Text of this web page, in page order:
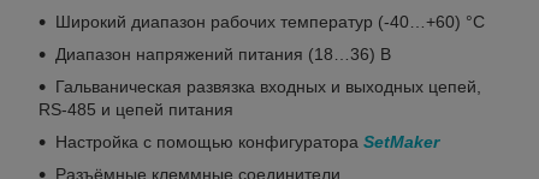
Широкий диапазон рабочих температур (-40…+60) °С
Диапазон напряжений питания (18…36) В
Гальваническая развязка входных и выходных цепей,
RS-485 и цепей питания
Настройка с помощью конфигуратора SetMaker
Разъёмные клеммные соединители